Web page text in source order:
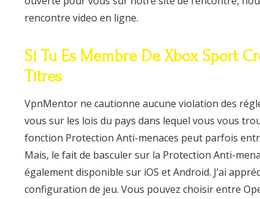
rencontre video en ligne.
Si Tu Es Membre De Xbox Sport
Titres
VpnMentor ne cautionne aucune violation des
vous sur les lois du pays dans lequel vous vous
fonction Protection Anti-menaces peut parfois
Mais, le fait de basculer sur la Protection Anti-
également disponible sur iOS et Android. J’ai
configuration de jeu. Vous pouvez choisir entre